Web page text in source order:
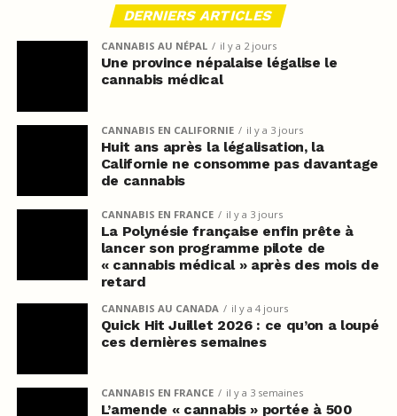
DERNIERS ARTICLES
CANNABIS AU NÉPAL il y a 2 jours
Une province népalaise légalise le
cannabis médical
CANNABIS EN CALIFORNIE il y a 3 jours
Huit ans après la légalisation, la
Californie ne consomme pas davantage
de cannabis
CANNABIS EN FRANCE il y a 3 jours
La Polynésie française enfin prête à
lancer son programme pilote de
« cannabis médical » après des mois de
retard
CANNABIS AU CANADA il y a 4 jours
Quick Hit Juillet 2026 : ce qu’on a loupé
ces dernières semaines
CANNABIS EN FRANCE il y a 3 semaines
L’amende « cannabis » portée à 500